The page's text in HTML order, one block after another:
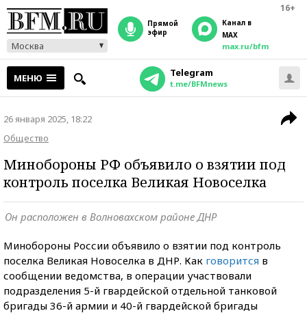
16+
Москва
прямой
эфир
Канал в
MAX
max.ru/bfm
МЕНЮ Telegram
t.me/BFMnews
26 января 2025, 18:22
Общество
Минобороны РФ объявило о взятии под
контроль поселка Великая Новоселка
Он расположен в Волновахском районе ДНР
Минобороны России объявило о взятии под контроль
поселка Великая Новоселка в ДНР. Как говорится в
сообщении ведомства, в операции участвовали
подразделения 5-й гвардейской отдельной танковой
бригады 36-й армии и 40-й гвардейской бригады